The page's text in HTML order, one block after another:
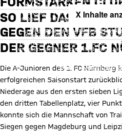
Netzwerk, Ihre Daten (z. B. IP-
verarbeiten. Vorher kann das soziale
erheben, um Ihnen die Inhalte
alle Inhalte des sozialen Netzwerks
und Sie können dies jederzeit in der
ändern. Details:
SO LIEF DAS
GEGEN DEN VFB
X Inhalte
Mit Klick auf den Button
Netzwerk, Ihre Daten (z. B. IP-
verarbeiten. Vorher kann das soziale
erheben, um Ihnen die Inhalte
alle Inhalte des sozialen Netzwerks
ändern. Details:
DER GEGNER 1.FC
Die A-Junioren des 1. FC Nürnberg
erfolgreichen Saisonstart
Niederage aus den ersten sieben
den dritten Tabellenplatz, vier
konnte sich die Mannschaft von
Siegen gegen Magdeburg und